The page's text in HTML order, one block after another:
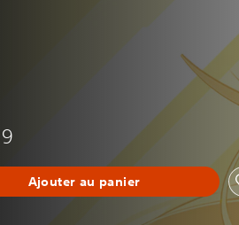
Ajouter au panier